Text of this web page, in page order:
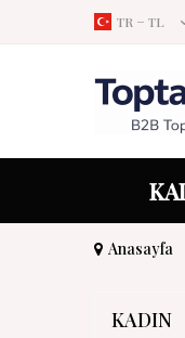
TR − TL
Anasayfa
KADIN